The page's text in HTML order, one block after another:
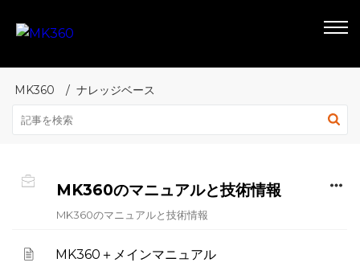
MK360 ナレッジベース
MK360のマニュアルと技術情報
MK360のマニュアルと技術情報
MK360＋メインマニュアル